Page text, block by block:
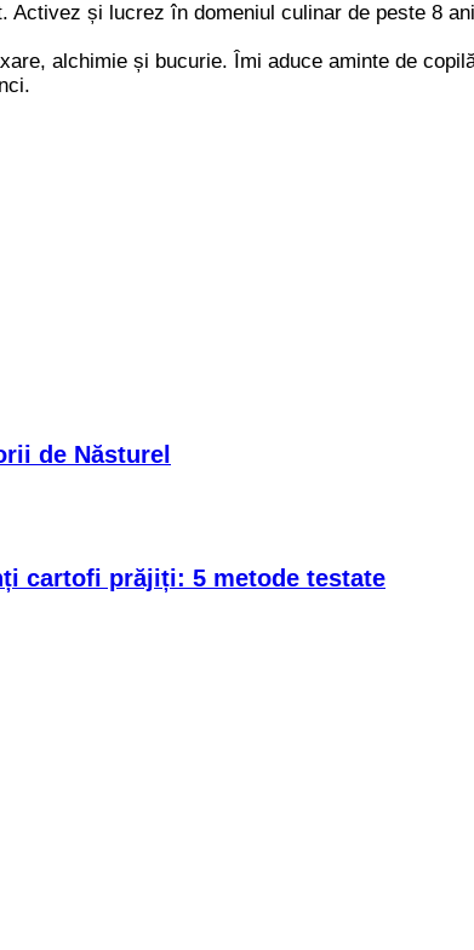
Activez și lucrez în domeniul culinar de peste 8
alchimie și bucurie. Îmi aduce aminte de
de Năsturel
cartofi prăjiți: 5 metode testate